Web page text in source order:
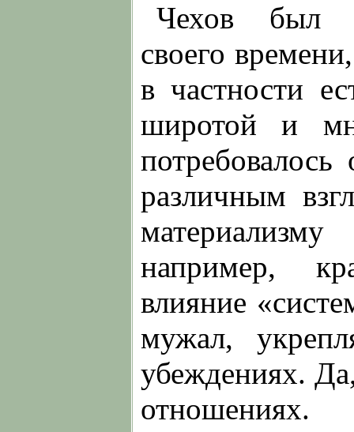
Чехов был
своего
в частности
широтой и
различным
например,
влияние
мужал,
убеждениях.
отношениях.